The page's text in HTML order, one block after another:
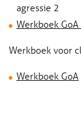
agressie 2
Werkboek
Werkboek voor
Werkboek GoA